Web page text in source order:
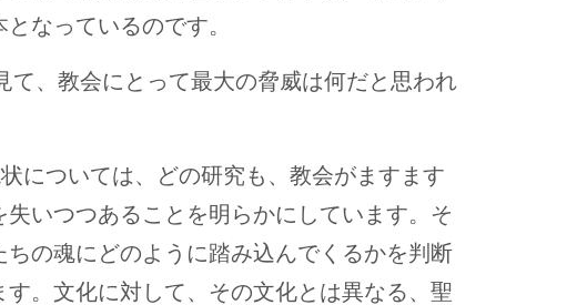
なっているのです。
て、教会にとって最大の脅威は何だと思われ
については、どの研究も、教会がますます
いつつあることを明らかにしています。そ
ちの魂にどのように踏み込んでくるかを判断
。文化に対して、その文化とは異なる、聖